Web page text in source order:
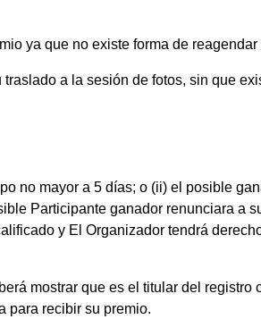
ya que no existe forma de
a la sesión de fotos, sin que
no mayor a 5 días; o (ii) el posible
Participante ganador renunciara a
y El Organizador tendrá
mostrar que es el titular del registro
para recibir su premio.